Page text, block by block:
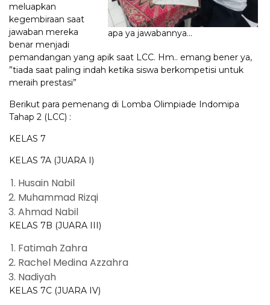
apa ya jawabannya…
meluapkan
kegembiraan saat
jawaban mereka
benar menjadi
pemandangan yang apik saat LCC. Hm.. emang bener ya,
”tiada saat paling indah ketika siswa berkompetisi untuk
meraih prestasi”
Berikut para pemenang di Lomba Olimpiade Indomipa
Tahap 2 (LCC) :
KELAS 7
KELAS 7A (JUARA I)
Husain Nabil
Muhammad Rizqi
Ahmad Nabil
KELAS 7B (JUARA III)
Fatimah Zahra
Rachel Medina Azzahra
Nadiyah
KELAS 7C (JUARA IV)